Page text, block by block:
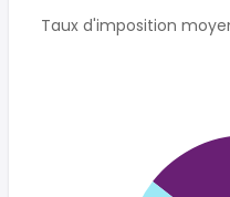
Taux d'imposition